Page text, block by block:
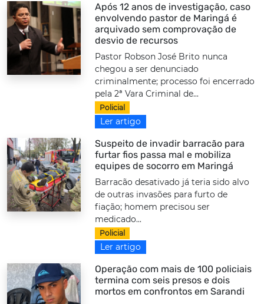
Após 12 anos de investigação, caso
envolvendo pastor de Maringá é
arquivado sem comprovação de
desvio de recursos
Pastor Robson José Brito nunca
chegou a ser denunciado
criminalmente; processo foi encerrado
pela 2ª Vara Criminal de...
Policial
Ler artigo
Suspeito de invadir barracão para
furtar fios passa mal e mobiliza
equipes de socorro em Maringá
Barracão desativado já teria sido alvo
de outras invasões para furto de
fiação; homem precisou ser
medicado...
Policial
Ler artigo
Operação com mais de 100 policiais
termina com seis presos e dois
mortos em confrontos em Sarandi